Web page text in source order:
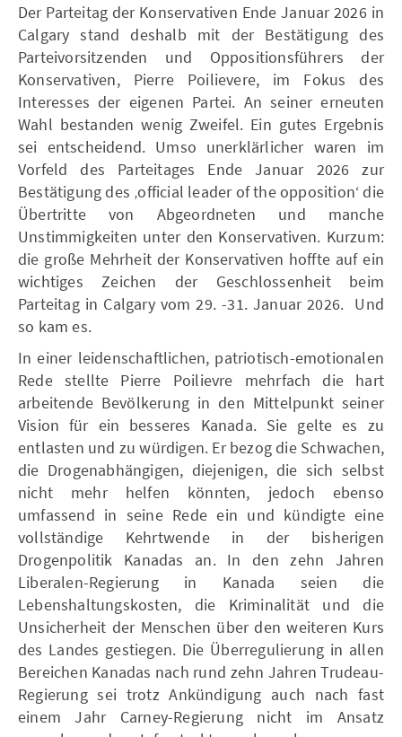
Der Parteitag der Konservativen Ende Januar 2026 in
Calgary stand deshalb mit der Bestätigung des
Parteivorsitzenden und Oppositionsführers der
Konservativen, Pierre Poilievere, im Fokus des
Interesses der eigenen Partei. An seiner erneuten
Wahl bestanden wenig Zweifel. Ein gutes Ergebnis
sei entscheidend. Umso unerklärlicher waren im
Vorfeld des Parteitages Ende Januar 2026 zur
Bestätigung des ‚official leader of the opposition‘ die
Übertritte von Abgeordneten und manche
Unstimmigkeiten unter den Konservativen. Kurzum:
die große Mehrheit der Konservativen hoffte auf ein
wichtiges Zeichen der Geschlossenheit beim
Parteitag in Calgary vom 29. -31. Januar 2026. Und
so kam es.
In einer leidenschaftlichen, patriotisch-emotionalen
Rede stellte Pierre Poilievre mehrfach die hart
arbeitende Bevölkerung in den Mittelpunkt seiner
Vision für ein besseres Kanada. Sie gelte es zu
entlasten und zu würdigen. Er bezog die Schwachen,
die Drogenabhängigen, diejenigen, die sich selbst
nicht mehr helfen könnten, jedoch ebenso
umfassend in seine Rede ein und kündigte eine
vollständige Kehrtwende in der bisherigen
Drogenpolitik Kanadas an. In den zehn Jahren
Liberalen-Regierung in Kanada seien die
Lebenshaltungskosten, die Kriminalität und die
Unsicherheit der Menschen über den weiteren Kurs
des Landes gestiegen. Die Überregulierung in allen
Bereichen Kanadas nach rund zehn Jahren Trudeau-
Regierung sei trotz Ankündigung auch nach fast
einem Jahr Carney-Regierung nicht im Ansatz